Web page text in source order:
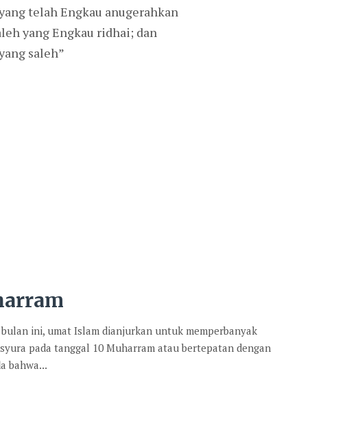
telah Engkau anugerahkan
yang Engkau ridhai; dan
saleh”
ini, umat Islam dianjurkan untuk memperbanyak
pada tanggal 10 Muharram atau bertepatan dengan
bahwa...